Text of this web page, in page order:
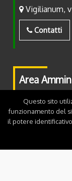
Vigilianum,
Contatti
Area
Piazza
Contatti
Questo sito
funzionamento del
il potere